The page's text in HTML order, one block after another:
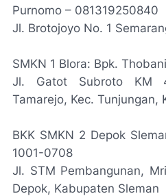
Purnomo – 081319250840
Jl. Brotojoyo No. 1
SMKN 1 Blora: Bpk.
Jl. Gatot Subroto KM
Tamarejo, Kec. Tunjungan,
BKK SMKN 2 Depok
1001-0708
Jl. STM Pembangunan,
Depok, Kabupaten Sleman